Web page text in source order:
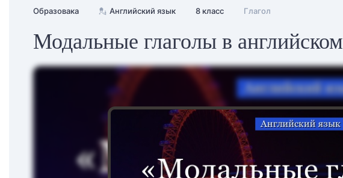
Образовака 💂 Английский язык 8 класс Глагол
Модальные глаголы в